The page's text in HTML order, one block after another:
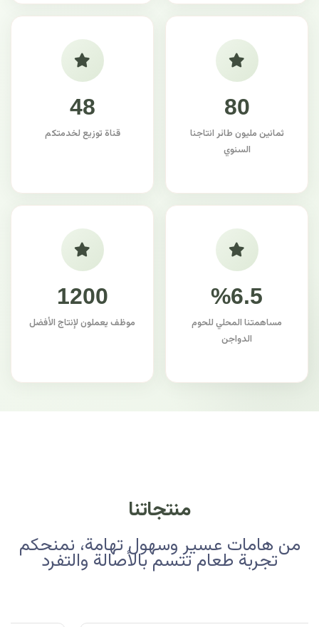
80
ثمانين مليون طائر انتاجنا
السنوي
48
قناة توزيع لخدمتكم
%6.5
مساهمتنا المحلي للحوم
الدواجن
1200
موظف يعملون لإنتاج الأفضل
منتجاتنا
من هامات عسير وسهول تهامة، نمنحكم
تجربة طعام تتسم بالأصالة والتفرد